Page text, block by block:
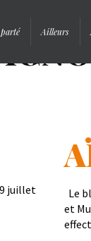
Ailleurs
juillet
Le
et